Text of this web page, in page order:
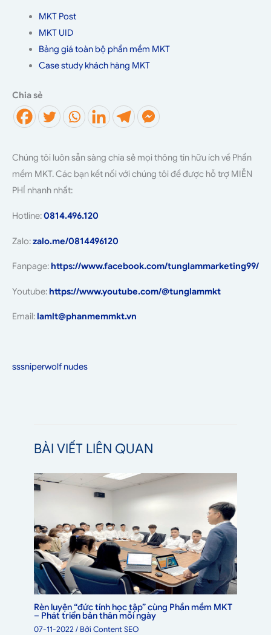
MKT Post
MKT UID
Bảng giá toàn bộ phần mềm MKT
Case study khách hàng MKT
Chia sẻ
Chúng tôi luôn sẵn sàng chia sẻ mọi thông tin hữu ích về Phần
mềm MKT. Các bạn kết nối với chúng tôi để được hỗ trợ MIỄN
PHÍ nhanh nhất:
Hotline:0814.496.120
Zalo:zalo.me/0814496120
Fanpage: https://www.facebook.com/tunglammarketing99/
Youtube: https://www.youtube.com/@tunglammkt
Email: lamlt@phanmemmkt.vn
sssniperwolf nudes
BÀI VIẾT LIÊN QUAN
Rèn luyện “đức tính học tập” cùng Phần mềm MKT
– Phát triển bản thân mỗi ngày
07-11-2022/ BởiContent SEO